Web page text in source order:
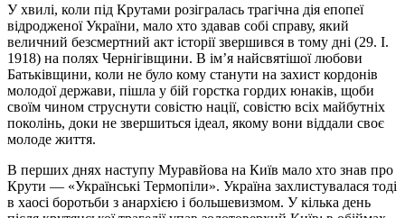
У хвилі, коли під Крутами розігралась трагічна дія епопеї
відродженої України, мало хто здавав собі справу, який
величний безсмертний акт історії звершився в тому дні (29. І.
1918) на полях Чернігівщини. В ім’я найсвятішої любови
Батьківщини, коли не було кому станути на захист кордонів
молодої держави, пішла у бій горстка гордих юнаків, щоби
своїм чином струснути совістю нації, совістю всіх майбутніх
поколінь, доки не звершиться ідеал, якому вони віддали своє
молоде життя.
В перших днях наступу Муравйова на Київ мало хто знав про
Крути — «Українські Термопіли». Україна захлистувалася тоді
в хаосі боротьби з анархією і большевизмом. У кілька день